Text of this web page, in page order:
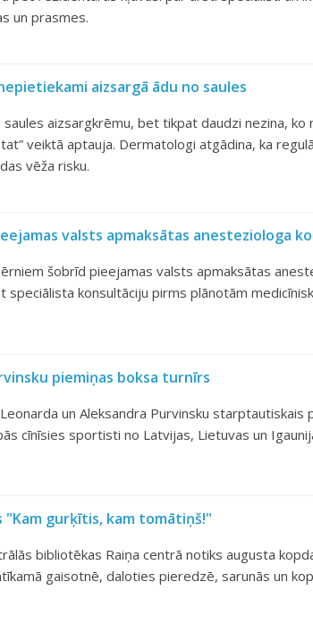
un prasmes.
aizsargā ādu no saules
aizsargkrēmu, bet tikpat daudzi nezina, ko
veiktā aptauja. Dermatologi atgādina, ka
vēža risku.
valsts apmaksātas anesteziologa
šobrīd pieejamas valsts apmaksātas
konsultāciju pirms plānotām
piemiņas boksa turnīrs
un Aleksandra Purvinsku
cīnīsies sportisti no Latvijas, Lietuvas un
"Kam gurķītis, kam tomātiņš!"
bibliotēkas Raiņa centrā notiks augusta
gaisotnē, daloties pieredzē, sarunās un